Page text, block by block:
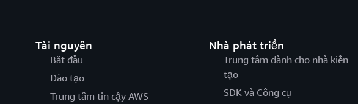
Tài nguyên
Bắt đầu
Đào tạo
Trung tâm tin cậy AWS
Nhà phát triển
Trung tâm dành cho nhà kiến
tạo
SDK và Công cụ